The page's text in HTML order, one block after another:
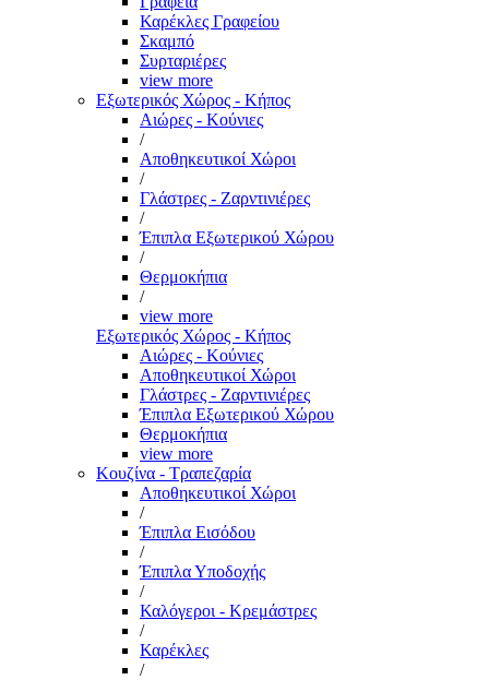
Καρέκλες Γραφείου
Σκαμπό
Συρταριέρες
view more
Εξωτερικός Χώρος - Κήπος
Αιώρες - Κούνιες
/
Αποθηκευτικοί Χώροι
/
Γλάστρες - Ζαρντινιέρες
/
Έπιπλα Εξωτερικού Χώρου
/
Θερμοκήπια
/
view more
Εξωτερικός Χώρος - Κήπος
Αιώρες - Κούνιες
Αποθηκευτικοί Χώροι
Γλάστρες - Ζαρντινιέρες
Έπιπλα Εξωτερικού Χώρου
Θερμοκήπια
view more
Κουζίνα - Τραπεζαρία
Αποθηκευτικοί Χώροι
/
Έπιπλα Εισόδου
/
Έπιπλα Υποδοχής
/
Καλόγεροι - Κρεμάστρες
/
Καρέκλες
/